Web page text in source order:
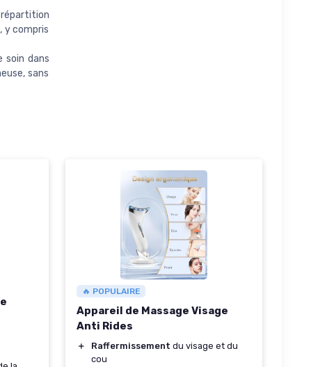
répartition
y compris
soin dans
sans
🔥 POPULAIRE
Appareil de Massage Visage
Anti Rides
＋ Raffermissement du visage et du
cou